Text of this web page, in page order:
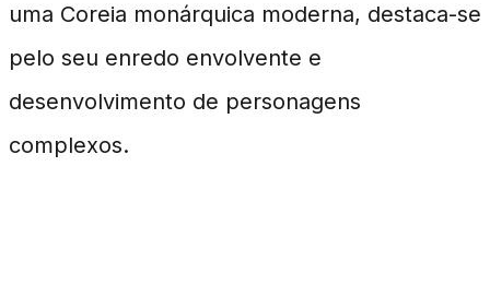
uma Coreia monárquica moderna, destaca-se
pelo seu enredo envolvente e
desenvolvimento de personagens
complexos.